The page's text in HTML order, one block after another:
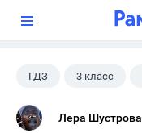
ГДЗ 3 класс
Лера Шустрова